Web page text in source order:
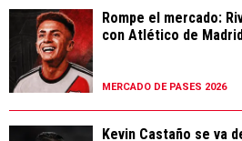
Rompe el mercado:
con Atlético de
MERCADO DE PASES 2026
Kevin Castaño se va